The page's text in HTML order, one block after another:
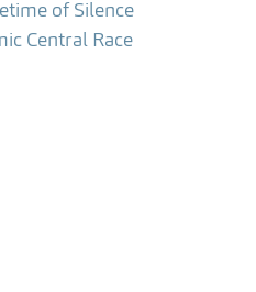
of Silence
Central Race